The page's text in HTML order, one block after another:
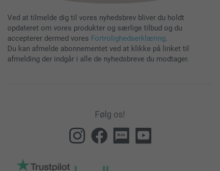
Ved at tilmelde dig til vores nyhedsbrev bliver du holdt
opdateret om vores produkter og særlige tilbud og du
accepterer dermed vores Fortrolighedserklæring.
Du kan afmelde abonnementet ved at klikke på linket til
afmelding der indgår i alle de nyhedsbreve du modtager.
Følg os!